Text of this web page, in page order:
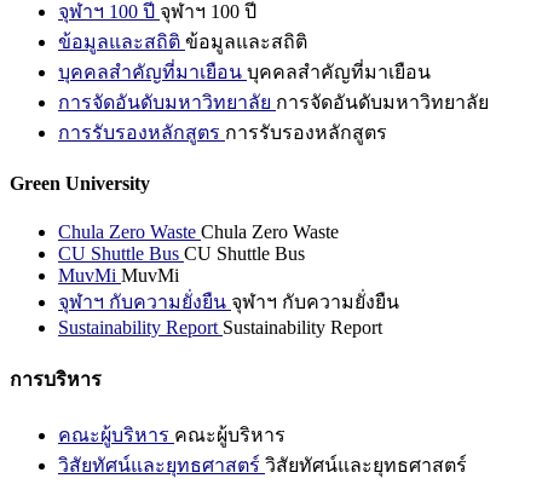
จุฬาฯ 100 ปี จุฬาฯ 100 ปี
ข้อมูลและสถิติ ข้อมูลและสถิติ
บุคคลสำคัญที่มาเยือน บุคคลสำคัญที่มาเยือน
การจัดอันดับมหาวิทยาลัย การจัดอันดับมหาวิทยาลัย
การรับรองหลักสูตร การรับรองหลักสูตร
Green University
Chula Zero Waste Chula Zero Waste
CU Shuttle Bus CU Shuttle Bus
MuvMi MuvMi
จุฬาฯ กับความยั่งยืน จุฬาฯ กับความยั่งยืน
Sustainability Report Sustainability Report
การบริหาร
คณะผู้บริหาร คณะผู้บริหาร
วิสัยทัศน์และยุทธศาสตร์ วิสัยทัศน์และยุทธศาสตร์